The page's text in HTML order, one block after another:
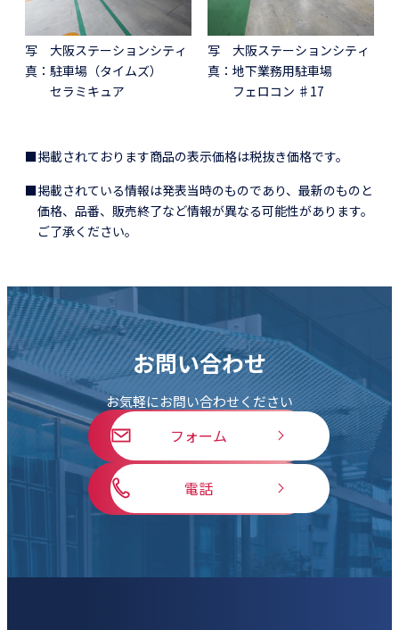
写
真：
大阪ステーションシティ
駐車場（タイムズ）
セラミキュア
写
真：
大阪ステーションシティ
地下業務用駐車場
フェロコン ♯17
■掲載されております商品の表示価格は税抜き価格です。
■掲載されている情報は発表当時のものであり、最新のものと
価格、品番、販売終了など情報が異なる可能性があります。
ご了承ください。
お問い合わせ
お気軽にお問い合わせください
フォーム
電話